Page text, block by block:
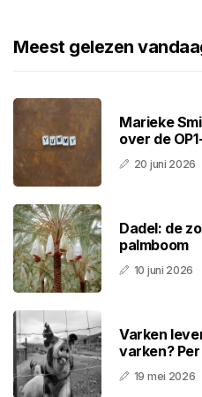
Meest gelezen
Marieke
over de
20 juni 2026
Dadel: de
palmboom
10 juni 2026
Varken
varken?
19 mei 2026